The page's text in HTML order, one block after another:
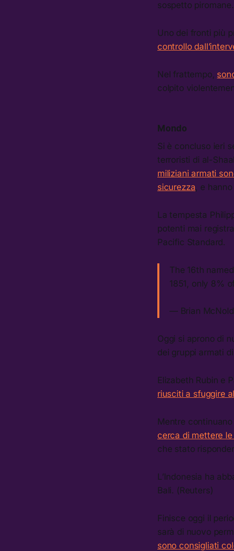
sospetto
Uno dei fronti più
controllo
Nel frattempo,
colpito
Mondo
Si è concluso ieri
terroristi di al-
miliziani armati
sicurezza , e
La tempesta
potenti mai
Pacific Standard.
The 16th
1851, only 8%
— Brian
Oggi si aprono di
dei gruppi armati
Elizabeth Rubin e
riusciti a sfuggire
Mentre
cerca di mettere
che stato
L’Indonesia ha
Bali. (Reuters)
Finisce oggi il
sarà di nuovo
sono consigliati